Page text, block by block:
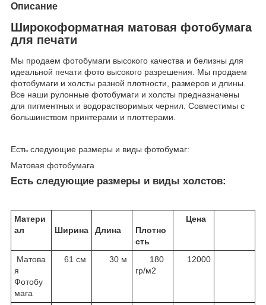
Описание
Широкоформатная матовая фотобумага
для печати
Мы продаем фотобумаги высокого качества и белизны для
идеальной печати фото высокого разрешения. Мы продаем
фотобумаги и холсты разной плотности, размеров и длины.
Все наши рулонные фотобумаги и холсты предназначены
для пигментных и водорастворимых чернил. Совместимы с
большинством принтерами и плоттерами.
Есть следующие размеры и виды фотобумаг:
Матовая фотобумага
Есть следующие размеры и виды холстов:
Матери
ал
Ширина Длина
Плотно
сть
Цена
Матова
я
Фотобу
мага
61 см 30 м
180
гр/м2
12000